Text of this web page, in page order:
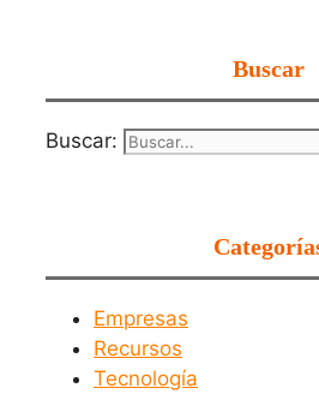
Buscar
Buscar:
Empresas
Recursos
Tecnología